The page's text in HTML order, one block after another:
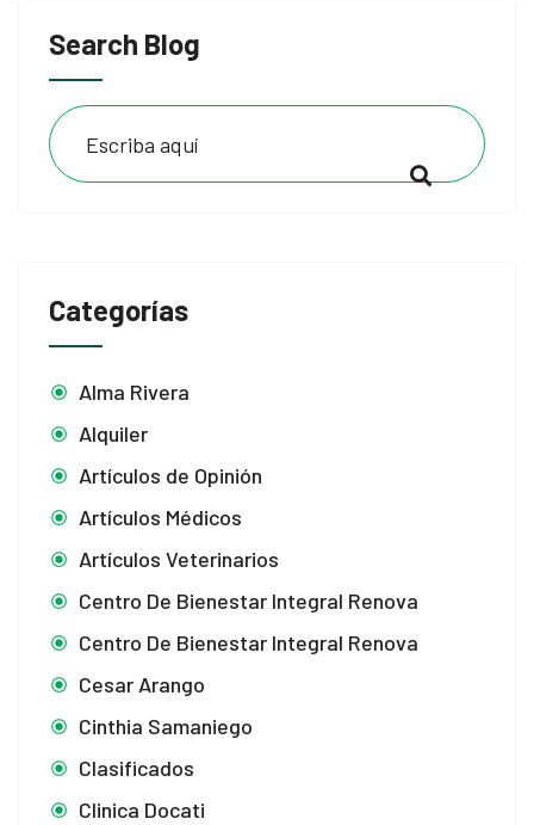
Search Blog
Categorías
Alma Rivera
Alquiler
Artículos de Opinión
Artículos Médicos
Artículos Veterinarios
Centro De Bienestar Integral Renova
Centro De Bienestar Integral Renova
Cesar Arango
Cinthia Samaniego
Clasificados
Clinica Docati